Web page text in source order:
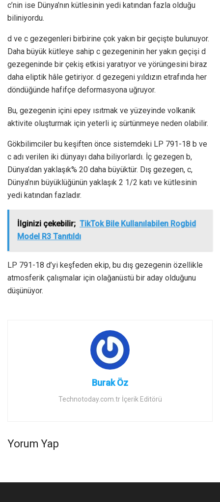
c’nin ise Dünya’nın kütlesinin yedi katından fazla olduğu
biliniyordu.
d ve c gezegenleri birbirine çok yakın bir geçişte bulunuyor.
Daha büyük kütleye sahip c gezegeninin her yakın geçişi d
gezegeninde bir çekiş etkisi yaratıyor ve yörüngesini biraz
daha eliptik hâle getiriyor. d gezegeni yıldızın etrafında her
döndüğünde hafifçe deformasyona uğruyor.
Bu, gezegenin içini epey ısıtmak ve yüzeyinde volkanik
aktivite oluşturmak için yeterli iç sürtünmeye neden olabilir.
Gökbilimciler bu keşiften önce sistemdeki LP 791-18 b ve
c adı verilen iki dünyayı daha biliyorlardı. İç gezegen b,
Dünya’dan yaklaşık% 20 daha büyüktür. Dış gezegen, c,
Dünya’nın büyüklüğünün yaklaşık 2 1/2 katı ve kütlesinin
yedi katından fazladır.
İlginizi çekebilir; TikTok Bile Kullanılabilen Rogbid
Model R3 Tanıtıldı
LP 791-18 d’yi keşfeden ekip, bu dış gezegenin özellikle
atmosferik çalışmalar için olağanüstü bir aday olduğunu
düşünüyor.
Burak Öz
Technotoday.com.tr İçerik Editörü
Yorum Yap